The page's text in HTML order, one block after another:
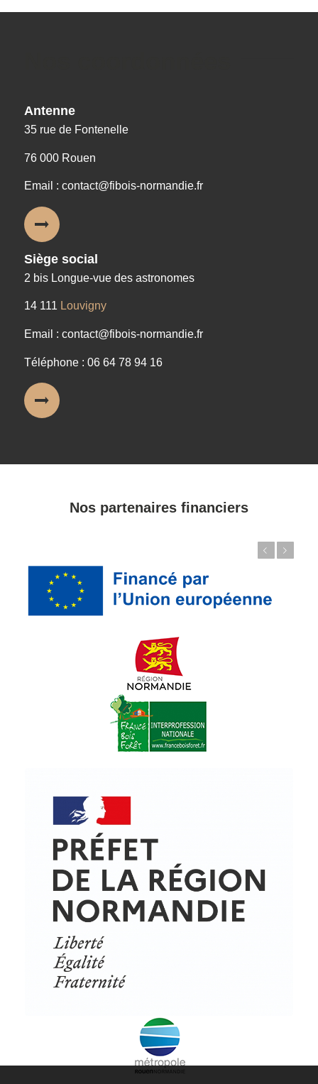
Antenne
35 rue de Fontenelle
76 000 Rouen
Email : contact@fibois-normandie.fr
Siège social
2 bis Longue-vue des astronomes
14 111 Louvigny
Email : contact@fibois-normandie.fr
Téléphone : 06 64 78 94 16
Nos partenaires financiers